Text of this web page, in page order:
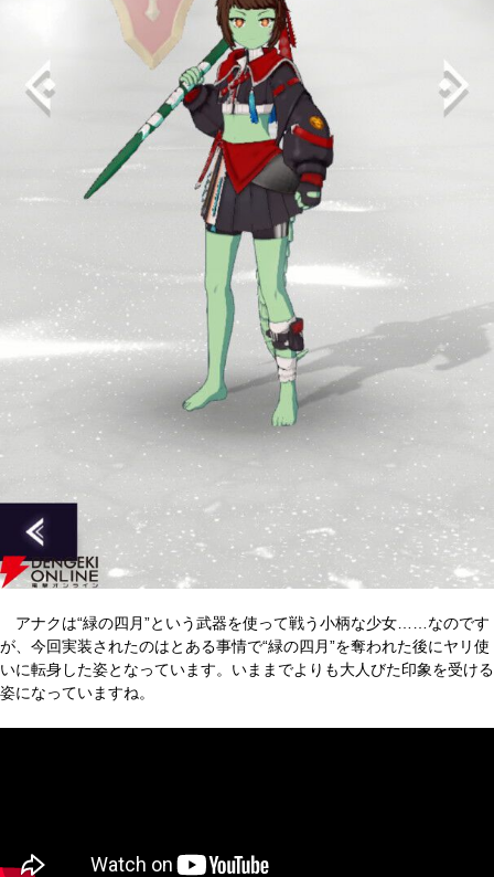
アナクは“緑の四月”という武器を使って戦う小柄な少女……なのです
が、今回実装されたのはとある事情で“緑の四月”を奪われた後にヤリ使
いに転身した姿となっています。いままでよりも大人びた印象を受ける
姿になっていますね。